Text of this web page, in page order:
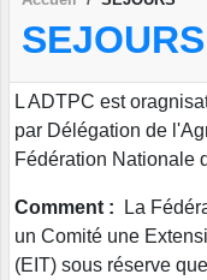
SEJOURS
L ADTPC est
par Délégation de
Fédération Nationale
Comment :
La
un Comité une
(EIT) sous réserve